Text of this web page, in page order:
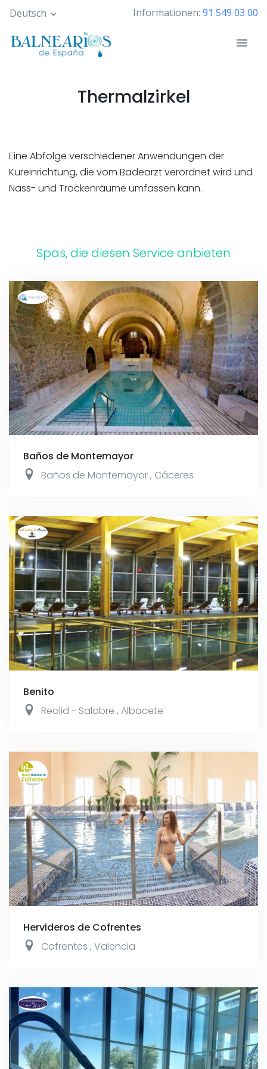
Skip
main
content
Deutsch Informationen: 91 549 03 00
Thermalzirkel
Eine Abfolge verschiedener Anwendungen der
Kureinrichtung, die vom Badearzt verordnet wird und
Nass- und Trockenräume umfassen kann.
Spas, die diesen Service anbieten
Baños de Montemayor
Baños de Montemayor, Cáceres
Benito
Reolid - Salobre , Albacete
Hervideros de Cofrentes
Cofrentes , Valencia